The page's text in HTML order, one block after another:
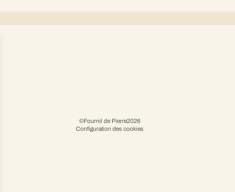
©Fournil de Pierre2026
Configuration des cookies